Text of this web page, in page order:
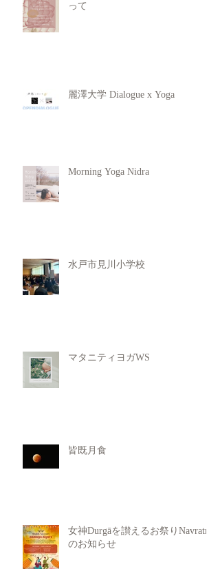
って
麗澤大学 Dialogue x Yoga
Morning Yoga Nidra
水戸市見川小学校
マタニティヨガWS
皆既月食
女神Durgāを讃えるお祭りNavratri
のお知らせ